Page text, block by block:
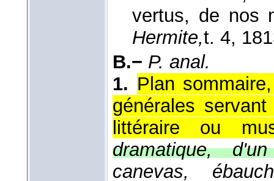
vertus, de nos
Hermite,t. 4,
B.− P. anal.
1. Plan
générales
littéraire ou
dramatique,
canevas,